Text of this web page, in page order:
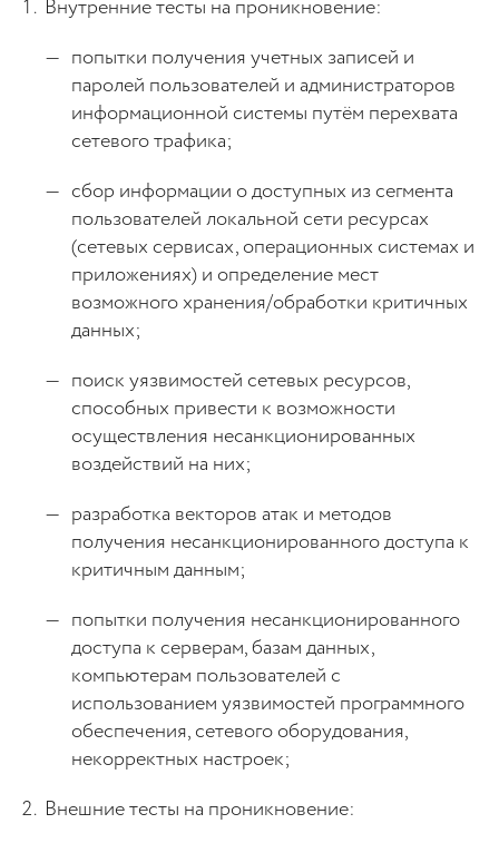
Внутренние тесты на проникновение:
попытки получения учетных записей и
паролей пользователей и администраторов
информационной системы путём перехвата
сетевого трафика;
сбор информации о доступных из сегмента
пользователей локальной сети ресурсах
(сетевых сервисах, операционных системах и
приложениях) и определение мест
возможного хранения/обработки критичных
данных;
поиск уязвимостей сетевых ресурсов,
способных привести к возможности
осуществления несанкционированных
воздействий на них;
разработка векторов атак и методов
получения несанкционированного доступа к
критичным данным;
попытки получения несанкционированного
доступа к серверам, базам данных,
компьютерам пользователей с
использованием уязвимостей программного
обеспечения, сетевого оборудования,
некорректных настроек;
Внешние тесты на проникновение: